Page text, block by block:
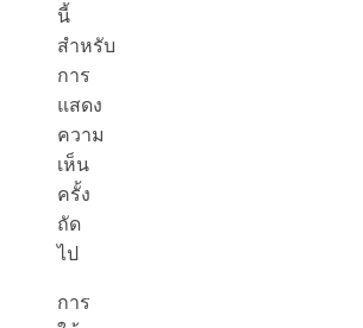
นี้
สำหรับ
การ
แสดง
ความ
เห็น
ครั้ง
ถัด
ไป
การ